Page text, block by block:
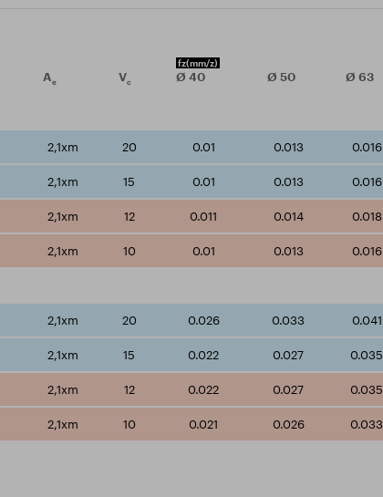
Ae Vc
fz(mm/z)
Ø 40 Ø 50 Ø 63
2,1xm 20 0.01 0.013 0.016
2,1xm 15 0.01 0.013 0.016
2,1xm 12 0.011 0.014 0.018
2,1xm 10 0.01 0.013 0.016
2,1xm 20 0.026 0.033 0.041
2,1xm 15 0.022 0.027 0.035
2,1xm 12 0.022 0.027 0.035
2,1xm 10 0.021 0.026 0.033